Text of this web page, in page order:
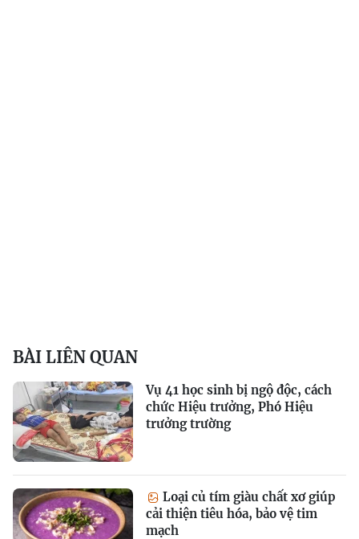
BÀI LIÊN QUAN
Vụ 41 học sinh bị ngộ độc, cách
chức Hiệu trưởng, Phó Hiệu
trưởng trường
Loại củ tím giàu chất xơ giúp
cải thiện tiêu hóa, bảo vệ tim
mạch